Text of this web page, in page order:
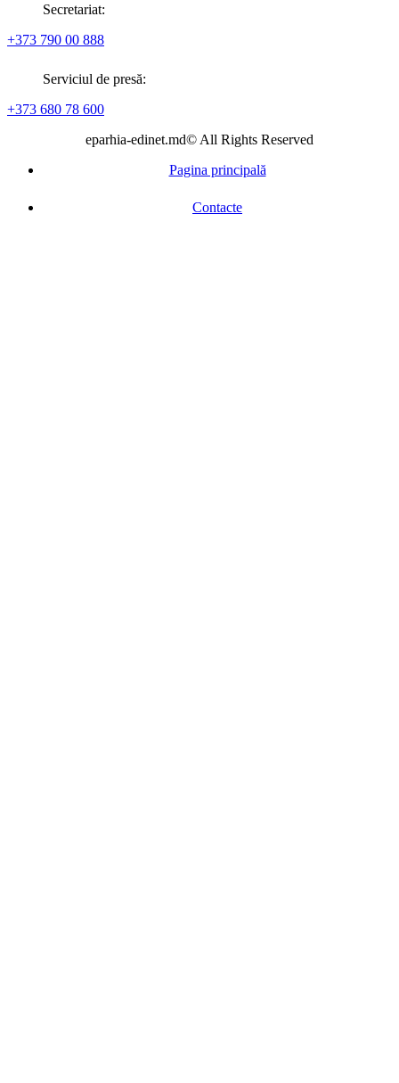
Secretariat:
+373 790 00 888
Serviciul de presă:
+373 680 78 600
eparhia-edinet.md© All Rights Reserved
Pagina principală
Contacte